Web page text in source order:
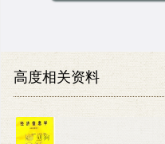
高度相关资料